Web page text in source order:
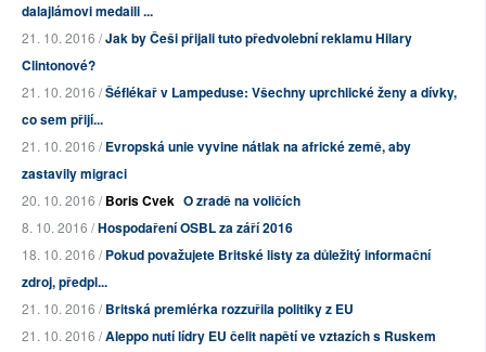
dalajlámovi medaili ...
21. 10. 2016 /Jak by Češi přijali tuto předvolební reklamu Hilary
Clintonové?
21. 10. 2016 /Šéflékař v Lampeduse: Všechny uprchlické ženy a dívky,
co sem přijí...
21. 10. 2016 /Evropská unie vyvine nátlak na africké země, aby
zastavily migraci
20. 10. 2016 /Boris Cvek O zradě na voličích
8. 10. 2016 /Hospodaření OSBL za září 2016
18. 10. 2016 /Pokud považujete Britské listy za důležitý informační
zdroj, předpl...
21. 10. 2016 /Britská premiérka rozzuřila politiky z EU
21. 10. 2016 /Aleppo nutí lídry EU čelit napětí ve vztazích s Ruskem